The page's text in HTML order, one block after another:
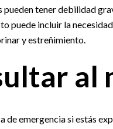
tener debilidad
puede incluir la
y estreñimiento.
al
de emergencia si estás